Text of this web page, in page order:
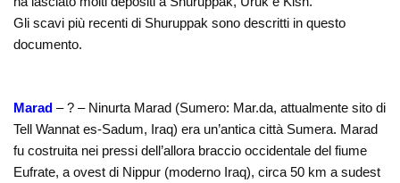
Gli scavi più recenti di Shuruppak sono descritti in questo
documento.
Marad – ? – Ninurta Marad (Sumero: Mar.da, attualmente sito di
Tell Wannat es-Sadum, Iraq) era un’antica città Sumera. Marad
fu costruita nei pressi dell’allora braccio occidentale del fiume
Eufrate, a ovest di Nippur (moderno Iraq), circa 50 km a sudest